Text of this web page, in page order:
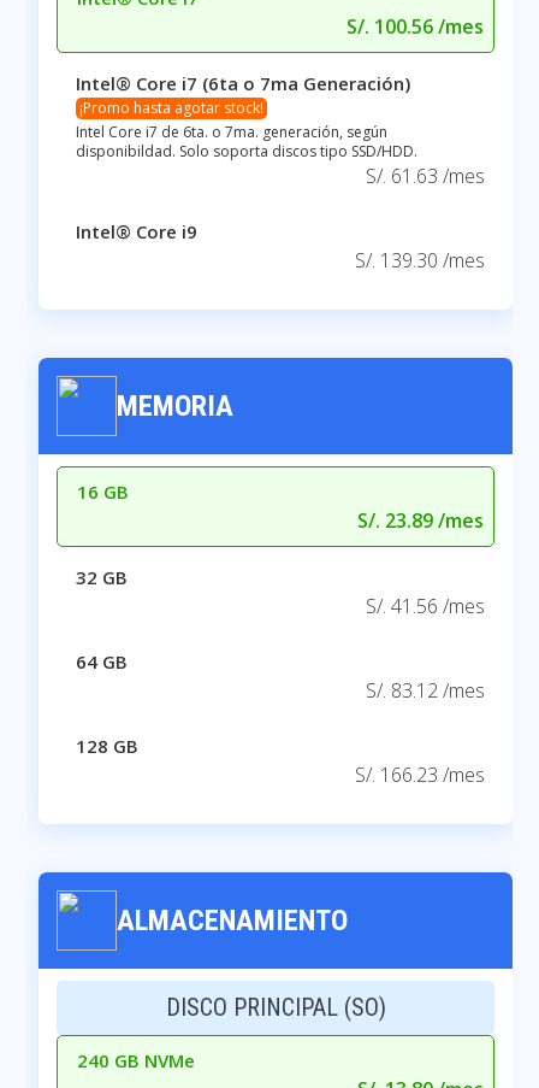
S/. 100.56 /mes
Intel® Core i7 (6ta o 7ma Generación)
¡Promo hasta agotar stock!
Intel Core i7 de 6ta. o 7ma. generación, según
disponibildad. Solo soporta discos tipo SSD/HDD.
S/. 61.63 /mes
Intel® Core i9
S/. 139.30 /mes
MEMORIA
16 GB
S/. 23.89 /mes
32 GB
S/. 41.56 /mes
64 GB
S/. 83.12 /mes
128 GB
S/. 166.23 /mes
ALMACENAMIENTO
DISCO PRINCIPAL (SO)
240 GB NVMe